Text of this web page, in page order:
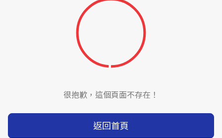
很抱歉，這個頁面不存在！
返回首頁